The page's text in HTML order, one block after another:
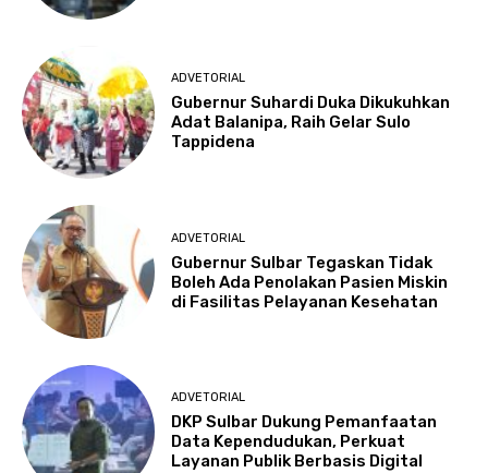
ADVETORIAL
Gubernur Suhardi Duka Dikukuhkan
Adat Balanipa, Raih Gelar Sulo
Tappidena
ADVETORIAL
Gubernur Sulbar Tegaskan Tidak
Boleh Ada Penolakan Pasien Miskin
di Fasilitas Pelayanan Kesehatan
ADVETORIAL
DKP Sulbar Dukung Pemanfaatan
Data Kependudukan, Perkuat
Layanan Publik Berbasis Digital